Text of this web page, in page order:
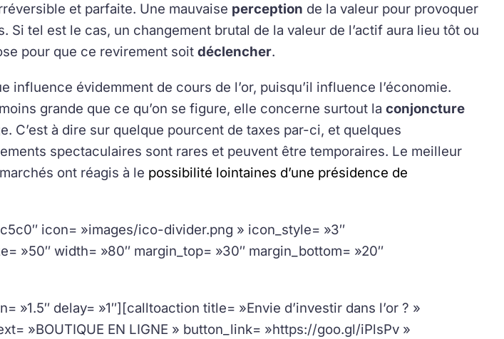
et parfaite. Une mauvaise perception de la valeur pour provoquer
Si tel est le cas, un changement brutal de la valeur de l’actif aura lieu tôt ou
pour que ce revirement soit déclencher.
influence évidemment de cours de l’or, puisqu’il influence l’économie.
grande que ce qu’on se figure, elle concerne surtout la conjoncture
C’est à dire sur quelque pourcent de taxes par-ci, et quelques
spectaculaires sont rares et peuvent être temporaires. Le meilleur
ont réagis à le possibilité lointaines d’une présidence de
icon= »images/ico-divider.png » icon_style= »3″
»50″ width= »80″ margin_top= »30″ margin_bottom= »20″
»1.5″ delay= »1″][calltoaction title= »Envie d’investir dans l’or ? »
»BOUTIQUE EN LIGNE » button_link= »https://goo.gl/iPlsPv »